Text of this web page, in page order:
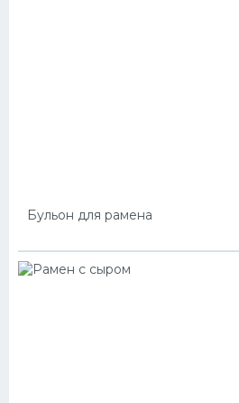
Бульон для рамена